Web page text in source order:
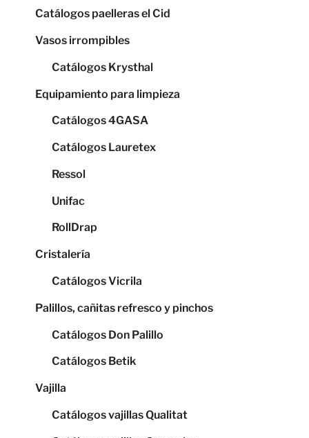
Catálogos paelleras el Cid
Vasos irrompibles
Catálogos Krysthal
Equipamiento para limpieza
Catálogos 4GASA
Catálogos Lauretex
Ressol
Unifac
RollDrap
Cristalería
Catálogos Vicrila
Palillos, cañitas refresco y pinchos
Catálogos Don Palillo
Catálogos Betik
Vajilla
Catálogos vajillas Qualitat